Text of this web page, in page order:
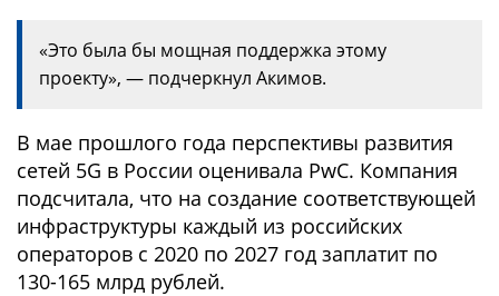
«Это была бы мощная поддержка этому
проекту», — подчеркнул Акимов.
В мае прошлого года перспективы развития
сетей 5G в России оценивала PwC. Компания
подсчитала, что на создание соответствующей
инфраструктуры каждый из российских
операторов с 2020 по 2027 год заплатит по
130-165 млрд рублей.